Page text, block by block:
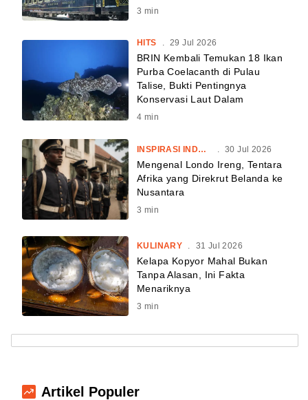
3 min
HITS . 29 Jul 2026
BRIN Kembali Temukan 18 Ikan
Purba Coelacanth di Pulau
Talise, Bukti Pentingnya
Konservasi Laut Dalam
4 min
INSPIRASI INDONESIA 30 Jul 2026
Mengenal Londo Ireng, Tentara
Afrika yang Direkrut Belanda ke
Nusantara
3 min
KULINARY 31 Jul 2026
Kelapa Kopyor Mahal Bukan
Tanpa Alasan, Ini Fakta
Menariknya
3 min
Artikel Populer